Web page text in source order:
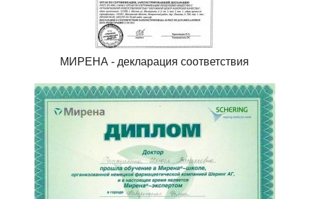
МИРЕНА - декларация соответствия